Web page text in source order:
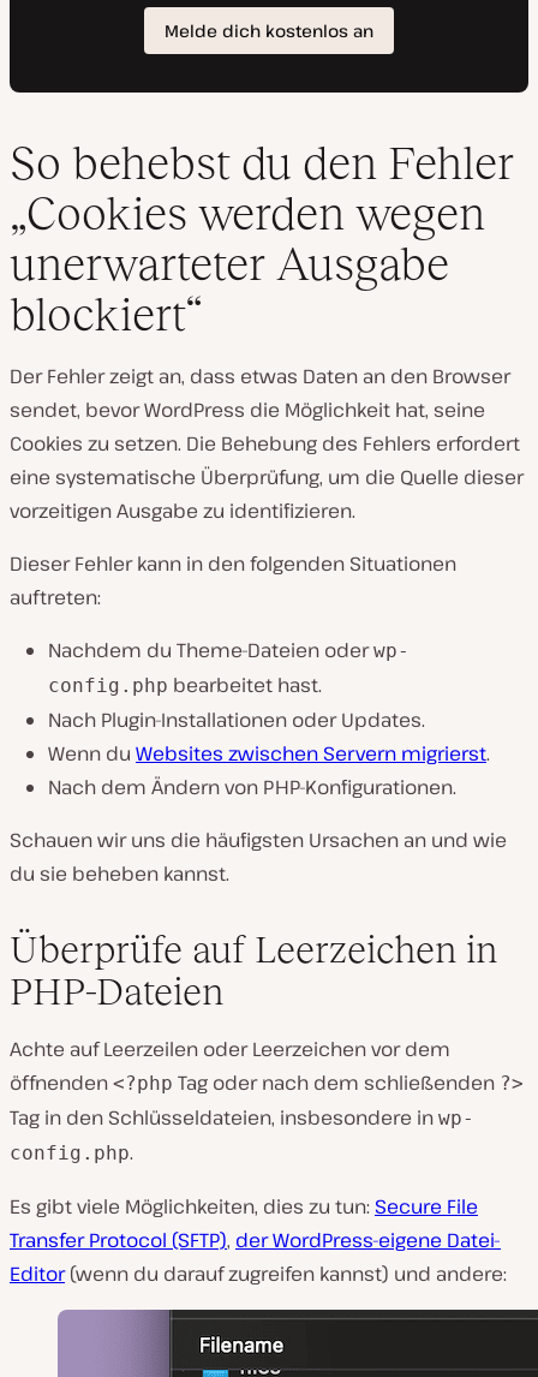
So behebst du den Fehler
„Cookies werden wegen
unerwarteter Ausgabe
blockiert“
Der Fehler zeigt an, dass etwas Daten an den Browser
sendet, bevor WordPress die Möglichkeit hat, seine
Cookies zu setzen. Die Behebung des Fehlers erfordert
eine systematische Überprüfung, um die Quelle dieser
vorzeitigen Ausgabe zu identifizieren.
Dieser Fehler kann in den folgenden Situationen
auftreten:
Nachdem du Theme-Dateien oderwp-
config.php bearbeitet hast.
Nach Plugin-Installationen oder Updates.
Wenn du Websites zwischen Servern migrierst.
Nach dem Ändern von PHP-Konfigurationen.
Schauen wir uns die häufigsten Ursachen an und wie
du sie beheben kannst.
Überprüfe auf Leerzeichen in
PHP-Dateien
Achte auf Leerzeilen oder Leerzeichen vor dem
öffnenden <?php Tag oder nach dem schließenden ?>
Tag in den Schlüsseldateien, insbesondere in wp-
config.php.
Es gibt viele Möglichkeiten, dies zu tun: Secure File
Transfer Protocol (SFTP), der WordPress-eigene Datei-
Editor(wenn du darauf zugreifen kannst) und andere: